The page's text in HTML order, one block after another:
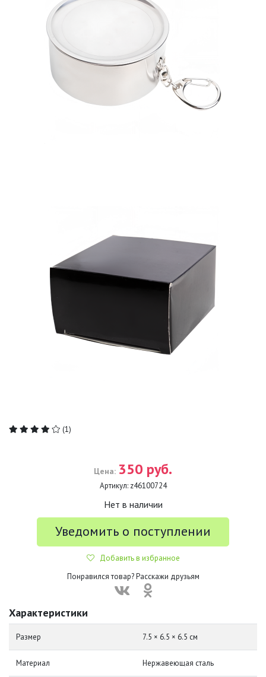
(1)
Цена: 350 руб.
Артикул: z46100724
Нет в наличии
Уведомить о поступлении
Добавить в избранное
Понравился товар? Расскажи друзьям
Характеристики
Размер 7.5 × 6.5 × 6.5 см
Материал Нержавеющая сталь